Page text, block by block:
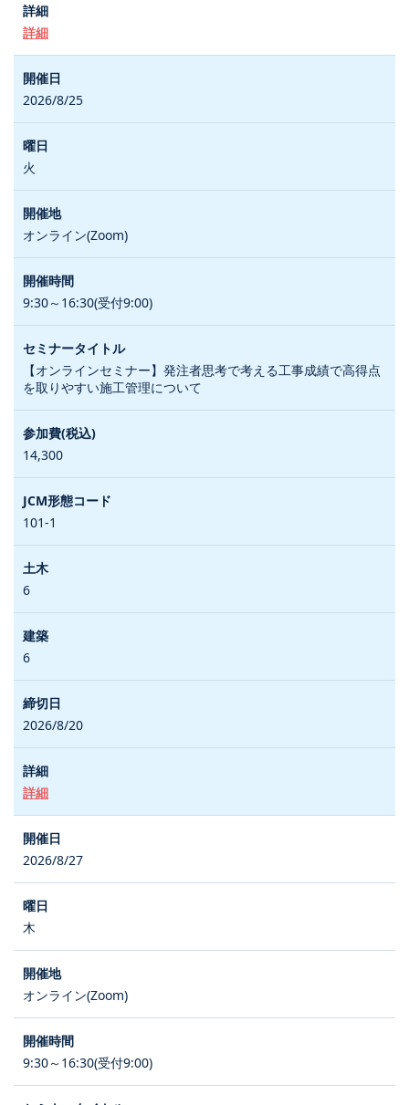
詳細
2026/8/25
火
オンライン(Zoom)
9:30～16:30(受付9:00)
【オンラインセミナー】発注者思考で考える工事成績で高得点
を取りやすい施工管理について
14,300
101-1
6
6
2026/8/20
詳細
2026/8/27
木
オンライン(Zoom)
9:30～16:30(受付9:00)